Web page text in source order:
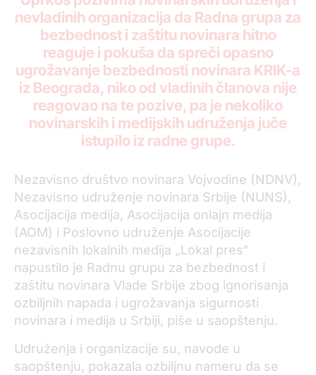
nevladinih organizacija da Radna grupa za
bezbednost i zaštitu novinara hitno
reaguje i pokuša da spreči opasno
ugrožavanje bezbednosti novinara KRIK-a
iz Beograda, niko od vladinih članova nije
reagovao na te pozive, pa je nekoliko
novinarskih i medijskih udruženja juče
istupilo iz radne grupe.
Nezavisno društvo novinara Vojvodine (NDNV),
Nezavisno udruženje novinara Srbije (NUNS),
Asocijacija medija, Asocijacija onlajn medija
(AOM) i Poslovno udruženje Asocijacije
nezavisnih lokalnih medija „Lokal pres“
napustilo je Radnu grupu za bezbednost i
zaštitu novinara Vlade Srbije zbog ignorisanja
ozbiljnih napada i ugrožavanja sigurnosti
novinara i medija u Srbiji, piše u saopštenju.
Udruženja i organizacije su, navode u
saopštenju, pokazala ozbiljnu nameru da se